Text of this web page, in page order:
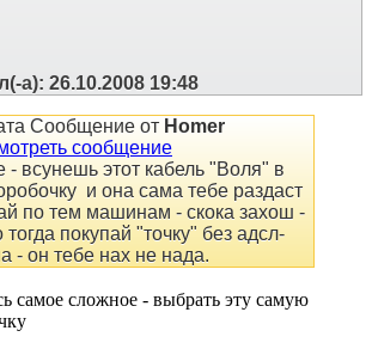
а): 26.10.2008 19:48
Сообщение от Homer
- всунешь этот кабель "Воля" в
и она сама тебе раздаст
по тем машинам - скока захош -
тогда покупай "точку" без адсл-
- он тебе нах не нада.
самое сложное - выбрать эту самую